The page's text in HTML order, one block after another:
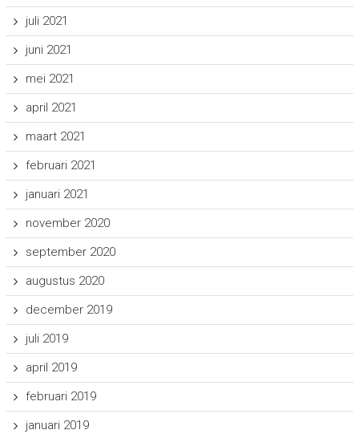
juli 2021
juni 2021
mei 2021
april 2021
maart 2021
februari 2021
januari 2021
november 2020
september 2020
augustus 2020
december 2019
juli 2019
april 2019
februari 2019
januari 2019